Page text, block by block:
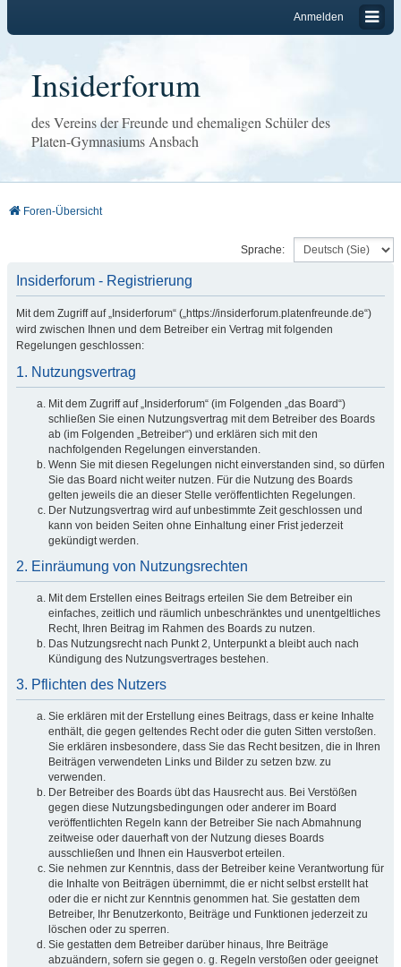
Anmelden
Insiderforum
des Vereins der Freunde und ehemaligen Schüler des
Platen-Gymnasiums Ansbach
Foren-Übersicht
Sprache:
Insiderforum - Registrierung
Mit dem Zugriff auf „Insiderforum“ („https://insiderforum.platenfreunde.de“)
wird zwischen Ihnen und dem Betreiber ein Vertrag mit folgenden
Regelungen geschlossen:
1. Nutzungsvertrag
Mit dem Zugriff auf „Insiderforum“ (im Folgenden „das Board“)
schließen Sie einen Nutzungsvertrag mit dem Betreiber des Boards
ab (im Folgenden „Betreiber“) und erklären sich mit den
nachfolgenden Regelungen einverstanden.
Wenn Sie mit diesen Regelungen nicht einverstanden sind, so dürfen
Sie das Board nicht weiter nutzen. Für die Nutzung des Boards
gelten jeweils die an dieser Stelle veröffentlichten Regelungen.
Der Nutzungsvertrag wird auf unbestimmte Zeit geschlossen und
kann von beiden Seiten ohne Einhaltung einer Frist jederzeit
gekündigt werden.
2. Einräumung von Nutzungsrechten
Mit dem Erstellen eines Beitrags erteilen Sie dem Betreiber ein
einfaches, zeitlich und räumlich unbeschränktes und unentgeltliches
Recht, Ihren Beitrag im Rahmen des Boards zu nutzen.
Das Nutzungsrecht nach Punkt 2, Unterpunkt a bleibt auch nach
Kündigung des Nutzungsvertrages bestehen.
3. Pflichten des Nutzers
Sie erklären mit der Erstellung eines Beitrags, dass er keine Inhalte
enthält, die gegen geltendes Recht oder die guten Sitten verstoßen.
Sie erklären insbesondere, dass Sie das Recht besitzen, die in Ihren
Beiträgen verwendeten Links und Bilder zu setzen bzw. zu
verwenden.
Der Betreiber des Boards übt das Hausrecht aus. Bei Verstößen
gegen diese Nutzungsbedingungen oder anderer im Board
veröffentlichten Regeln kann der Betreiber Sie nach Abmahnung
zeitweise oder dauerhaft von der Nutzung dieses Boards
ausschließen und Ihnen ein Hausverbot erteilen.
Sie nehmen zur Kenntnis, dass der Betreiber keine Verantwortung für
die Inhalte von Beiträgen übernimmt, die er nicht selbst erstellt hat
oder die er nicht zur Kenntnis genommen hat. Sie gestatten dem
Betreiber, Ihr Benutzerkonto, Beiträge und Funktionen jederzeit zu
löschen oder zu sperren.
Sie gestatten dem Betreiber darüber hinaus, Ihre Beiträge
abzuändern, sofern sie gegen o. g. Regeln verstoßen oder geeignet